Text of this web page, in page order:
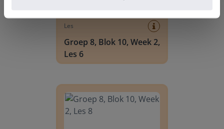
Les
Groep 8, Blok 10, Week 2,
Les 6